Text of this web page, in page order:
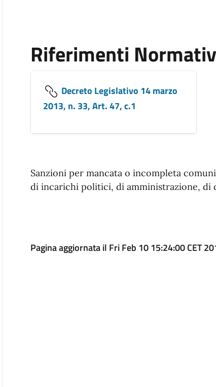
Riferimenti
Decreto Legislativo 14 marzo
2013, n. 33, Art. 47, c.1
Sanzioni per mancata o incompleta
di incarichi politici, di amministrazione, di
Pagina aggiornata il Fri Feb 10 15:24:00 CET